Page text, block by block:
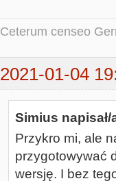
Ceterum censeo
2021-01-04
Simius napisał/
Przykro mi, ale
przygotowywać
wersję. I bez